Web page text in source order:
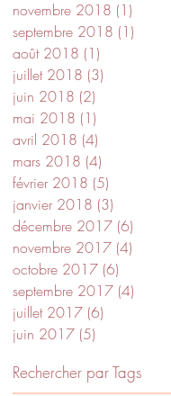
novembre 2018 (1)
septembre 2018 (1)
août 2018 (1)
juillet 2018 (3)
juin 2018 (2)
mai 2018 (1)
avril 2018 (4)
mars 2018 (4)
février 2018 (5)
janvier 2018 (3)
décembre 2017 (6)
novembre 2017 (4)
octobre 2017 (6)
septembre 2017 (4)
juillet 2017 (6)
juin 2017 (5)
Rechercher par Tags